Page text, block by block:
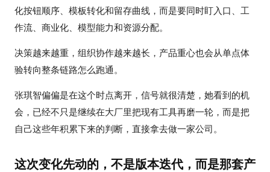
化按钮顺序、模板转化和留存曲线，而是要同时盯入口、工
作流、商业化、模型能力和资源分配。
决策越来越重，组织协作越来越长，产品重心也会从单点体
验转向整条链路怎么跑通。
张琪智偏偏是在这个时点离开，信号就很清楚，她看到的机
会，已经不只是继续在大厂里把现有工具再磨一轮，而是把
自己这些年积累下来的判断，直接拿去做一家公司。
这次变化先动的，不是版本迭代，而是那套产